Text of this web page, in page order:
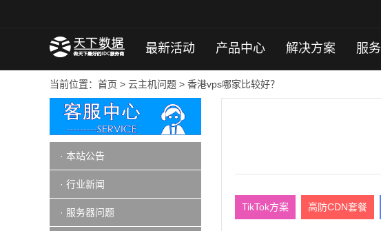
最新活动 产品中心 解决方案 服务
当前位置： 首页 > 云主机问题 > 香港vps哪家比较好？
· 本站公告
· 行业新闻
· 服务器问题 TikTok方案 高防CDN套餐